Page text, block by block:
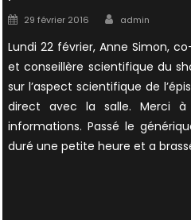
Posted
29 février 2016 Author
admin
Lundi 22 février, Anne Simon,
et conseillère scientifique du
sur l’aspect scientifique de
direct avec la salle. Merci
informations. Passé le
duré une petite heure et a